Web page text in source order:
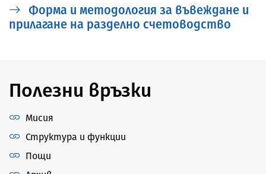
Форма и методология за въвеждане и
прилагане на разделно счетоводство
Полезни връзки
Мисия
Структура и функции
Пощи